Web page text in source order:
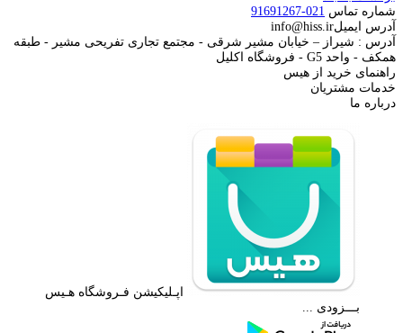
شماره تماس 021-91691267
آدرس ایمیلinfo@hiss.ir
آدرس : شیراز – خیابان مشیر شرقی - مجتمع تجاری تفریحی مشیر - طبقه
همکف - واحد G5 - فروشگاه اکلیل
راهنمای خرید از هیس
خدمات مشتریان
درباره ما
اپـلیکیشن فـروشگاه هـیس
بـــزودی ...